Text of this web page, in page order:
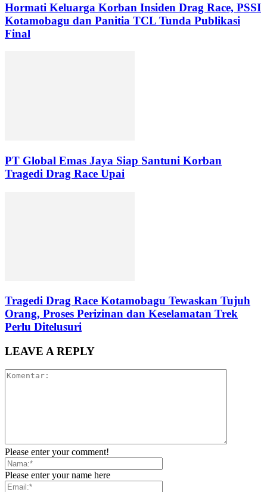
Hormati Keluarga Korban Insiden Drag Race, PSSI
Kotamobagu dan Panitia TCL Tunda Publikasi
Final
PT Global Emas Jaya Siap Santuni Korban
Tragedi Drag Race Upai
Tragedi Drag Race Kotamobagu Tewaskan Tujuh
Orang, Proses Perizinan dan Keselamatan Trek
Perlu Ditelusuri
LEAVE A REPLY
Please enter your comment!
Please enter your name here